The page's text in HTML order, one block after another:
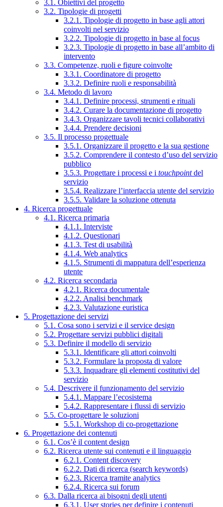
3.1. Obiettivi del progetto
3.2. Tipologie di progetti
3.2.1. Tipologie di progetto in base agli attori
coinvolti nel servizio
3.2.2. Tipologie di progetto in base al focus
3.2.3. Tipologie di progetto in base all’ambito di
intervento
3.3. Competenze, ruoli e figure coinvolte
3.3.1. Coordinatore di progetto
3.3.2. Definire ruoli e responsabilità
3.4. Metodo di lavoro
3.4.1. Definire processi, strumenti e rituali
3.4.2. Curare la documentazione di progetto
3.4.3. Organizzare tavoli tecnici collaborativi
3.4.4. Prendere decisioni
3.5. Il processo progettuale
3.5.1. Organizzare il progetto e la sua gestione
3.5.2. Comprendere il contesto d’uso del servizio
pubblico
3.5.3. Progettare i processi e i touchpointdel
servizio
3.5.4. Realizzare l’interfaccia utente del servizio
3.5.5. Validare la soluzione ottenuta
4. Ricerca progettuale
4.1. Ricerca primaria
4.1.1. Interviste
4.1.2. Questionari
4.1.3. Test di usabilità
4.1.4. Web analytics
4.1.5. Strumenti di mappatura dell’esperienza
utente
4.2. Ricerca secondaria
4.2.1. Ricerca documentale
4.2.2. Analisi benchmark
4.2.3. Valutazione euristica
5. Progettazione dei servizi
5.1. Cosa sono i servizi e il service design
5.2. Progettare servizi pubblici digitali
5.3. Definire il modello di servizio
5.3.1. Identificare gli attori coinvolti
5.3.2. Formulare la proposta di valore
5.3.3. Inquadrare gli elementi costitutivi del
servizio
5.4. Descrivere il funzionamento del servizio
5.4.1. Mappare l’ecosistema
5.4.2. Rappresentare i flussi di servizio
5.5. Co-progettare le soluzioni
5.5.1. Workshop di co-progettazione
6. Progettazione dei contenuti
6.1. Cos’è il content design
6.2. Ricerca utente sui contenuti e il linguaggio
6.2.1. Content discovery
6.2.2. Dati di ricerca (search keywords)
6.2.3. Ricerca tramite analytics
6.2.4. Ricerca sui forum
6.3. Dalla ricerca ai bisogni degli utenti
6.3.1. User stories per definire i contenuti